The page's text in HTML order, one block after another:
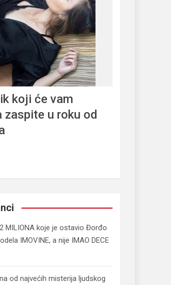
koji će vam
zaspite u roku od
MILIONA koje je ostavio Đorđo
IMOVINE, a nije IMAO DECE
od najvećih misterija ljudskog